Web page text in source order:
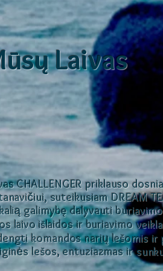
ūsųLaivas
CHALLENGER priklauso
suteikusiam DREAM
galimybędalyvauti
laivo išlaidos ir buriavimo
komandos narių lešomis ir
lešos, entuziazmas ir